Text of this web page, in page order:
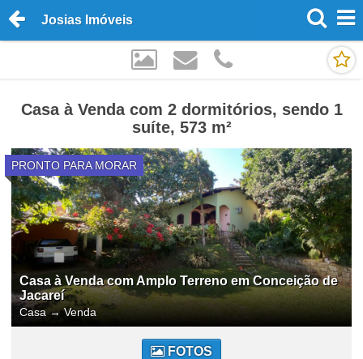
Josias Imóveis
Casa à Venda com 2 dormitórios, sendo 1
suíte, 573 m²
PRONTO PARA MORAR
Casa à Venda com Amplo Terreno em Conceição de
Jacareí
Casa→Venda
FOTOS